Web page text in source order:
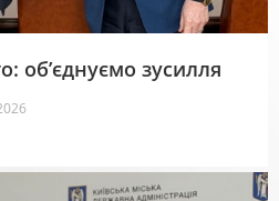
об’єднуємо зусилля